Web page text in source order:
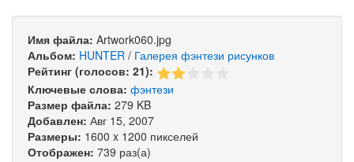
Имя файла: Artwork060.jpg
Альбом: HUNTER / Галерея фэнтези рисунков
Рейтинг (голосов: 21):
Ключевые слова: фэнтези
Размер файла: 279 KB
Добавлен: Авг 15, 2007
Размеры: 1600 x 1200 пикселей
Отображен: 739 раз(а)